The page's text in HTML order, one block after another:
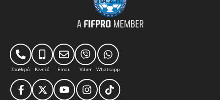
Σταθερό Κινητό Email Viber Whatsapp